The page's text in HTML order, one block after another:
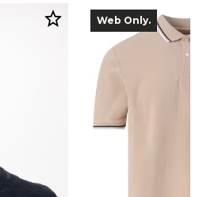
Web Only.